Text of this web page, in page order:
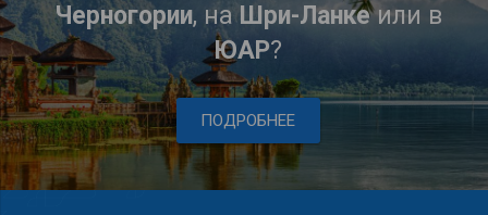
Черногории, наШри-Ланкеили в
ЮАР?
ПОДРОБНЕЕ